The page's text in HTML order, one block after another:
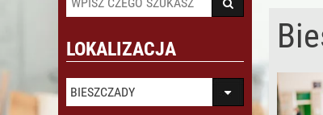
LOKALIZACJA
BIESZCZADY